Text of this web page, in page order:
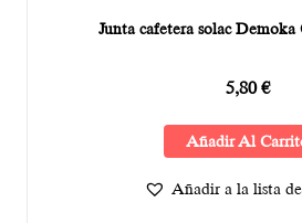
Junta cafetera solac Demoka
5,80€
Añadir Al
Añadir a la lista de